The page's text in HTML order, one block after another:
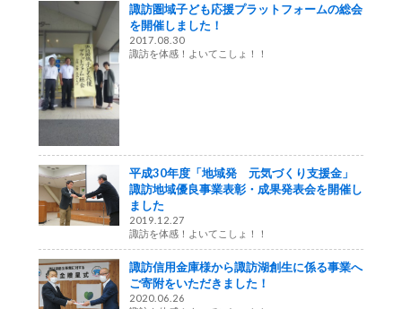
諏訪圏域子ども応援プラットフォームの総会
を開催しました！
2017.08.30
諏訪を体感！よいてこしょ！！
平成30年度「地域発 元気づくり支援金」
諏訪地域優良事業表彰・成果発表会を開催し
ました
2019.12.27
諏訪を体感！よいてこしょ！！
諏訪信用金庫様から諏訪湖創生に係る事業へ
ご寄附をいただきました！
2020.06.26